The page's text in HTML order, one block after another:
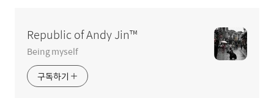
Republic of Andy Jin™
Being myself
구독하기